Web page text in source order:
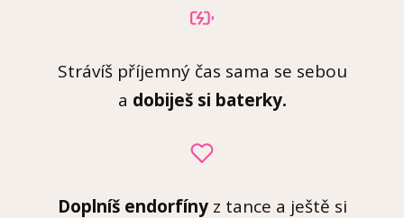
Strávíš příjemný čas sama se sebou
a dobiješ si baterky.
Doplníš endorfínyz tance a ještě si